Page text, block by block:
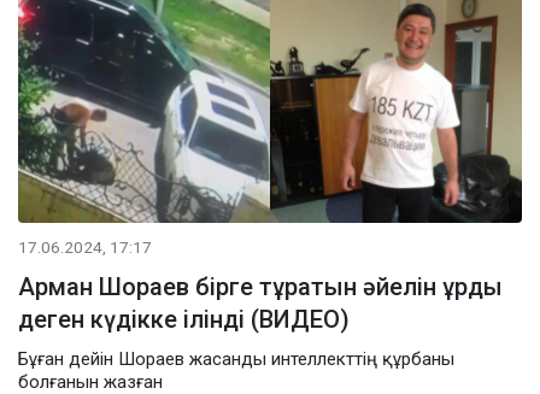
17.06.2024, 17:17
Арман Шораев бірге тұратын әйелін ұрды
деген күдікке ілінді (ВИДЕО)
Бұған дейін Шораев жасанды интеллекттің құрбаны
болғанын жазған